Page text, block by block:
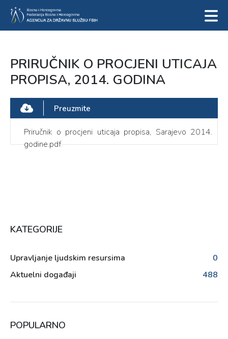
PRIRUČNIK O PROCJENI UTICAJA
PROPISA, 2014. GODINA
Preuzmite
Priručnik o procjeni uticaja propisa, Sarajevo 2014.
godine.pdf
KATEGORIJE
Upravljanje ljudskim resursima
0
Aktuelni događaji
488
POPULARNO